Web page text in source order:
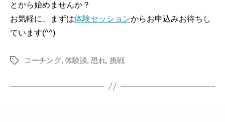
とから始めませんか？
お気軽に、まずは体験セッションからお申込みお待ちし
ています(^^)
Tags コーチング,体験談, 恐れ, 挑戦